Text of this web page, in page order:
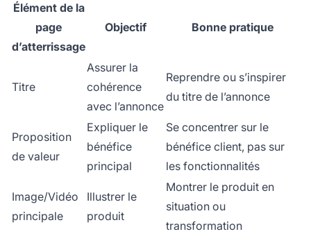
Élément de la
page
d’atterrissage
Objectif Bonne pratique
Titre
Assurer la
cohérence
avec l’annonce
Reprendre ou s’inspirer
du titre de l’annonce
Proposition
de valeur
Expliquer le
bénéfice
principal
Se concentrer sur le
bénéfice client, pas sur
les fonctionnalités
Image/Vidéo
principale
Illustrer le
produit
Montrer le produit en
situation ou
transformation